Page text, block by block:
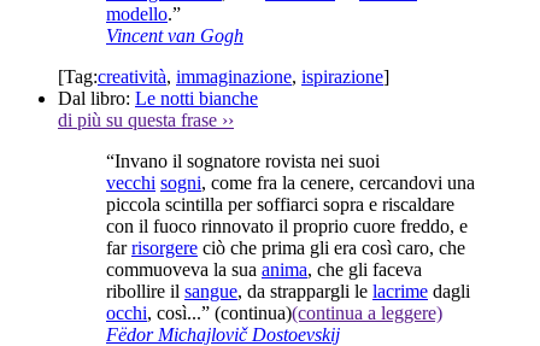
modello.”
Vincent van Gogh
[Tag:creatività, immaginazione, ispirazione]
Dal libro: Le notti bianche
di più su questa frase ››
“Invano il sognatore rovista nei suoi
vecchi sogni, come fra la cenere, cercandovi una
piccola scintilla per soffiarci sopra e riscaldare
con il fuoco rinnovato il proprio cuore freddo, e
farrisorgere ciò che prima gli era così caro, che
commuoveva la sua anima, che gli faceva
ribollire il sangue, da strappargli le lacrime dagli
occhi, così...” (continua)(continua a leggere)
Fëdor Michajlovič Dostoevskij